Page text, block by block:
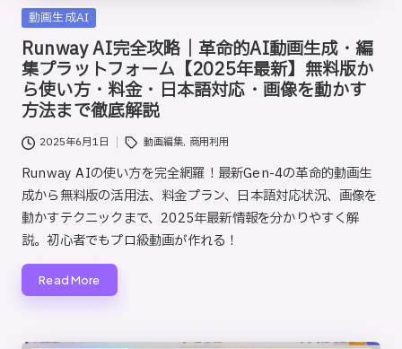
Posted
in
動画生成AI
Runway AI完全攻略｜革命的AI動画生成・編
集プラットフォーム【2025年最新】無料版か
ら使い方・料金・日本語対応・画像を動かす
方法まで徹底解説
2025年6月1日
Tags: 動画編集, 商用利用
Runway AIの使い方を完全網羅！最新Gen-4の革命的動画生
成から無料版の活用法、料金プラン、日本語対応状況、画像を
動かすテクニックまで、2025年最新情報を分かりやすく解
説。初心者でもプロ級動画が作れる！
Read More